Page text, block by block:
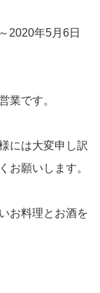
2020年5月6日
業です。
には大変申し訳
お願いします。
お料理とお酒を